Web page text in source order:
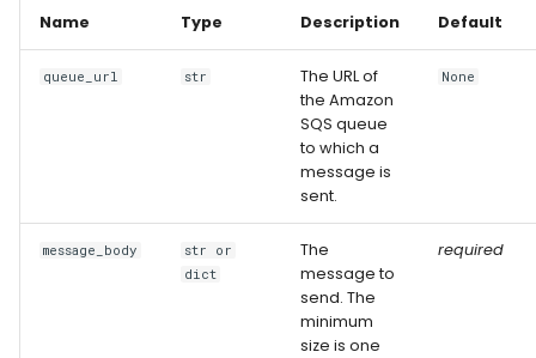
Name Type Description Default
queue_url str
The URL of
the Amazon
SQS queue
to which a
message is
sent.
None
message_body
str or
dict
The
message to
send. The
minimum
size is one
required